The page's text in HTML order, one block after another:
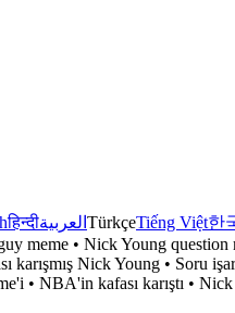
हिन्दीالعربية TürkçeTiếng Việt한
meme • Nick Young
Nick Young • Soru
• NBA'in kafası karıştı •